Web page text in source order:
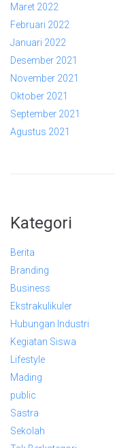
Maret 2022
Februari 2022
Januari 2022
Desember 2021
November 2021
Oktober 2021
September 2021
Agustus 2021
Kategori
Berita
Branding
Business
Ekstrakulikuler
Hubungan Industri
Kegiatan Siswa
Lifestyle
Mading
public
Sastra
Sekolah